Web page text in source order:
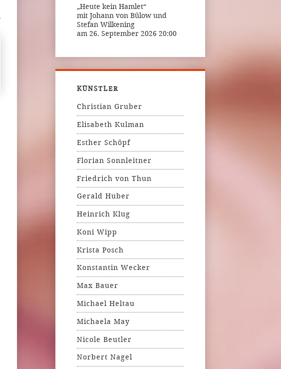
„Heute kein Hamlet“
mit Johann von Bülow und
Stefan Wilkening
am 26. September 2026 20:00
KÜNSTLER
Christian Gruber
Elisabeth Kulman
Esther Schöpf
Florian Sonnleitner
Friedrich von Thun
Gerald Huber
Heinrich Klug
Koni Wipp
Krista Posch
Konstantin Wecker
Max Bauer
Michael Heltau
Michaela May
Nicole Beutler
Norbert Nagel